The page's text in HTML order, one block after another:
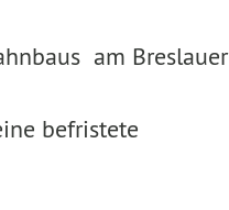
am Breslauer
befristete